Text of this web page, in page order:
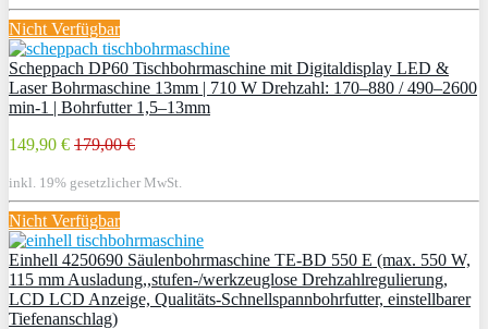
Nicht Verfügbar
Scheppach DP60 Tischbohrmaschine mit Digitaldisplay LED &
Laser Bohrmaschine 13mm | 710 W Drehzahl: 170–880 / 490–2600
min-1 | Bohrfutter 1,5–13mm
149,90 € 179,00 €
inkl. 19% gesetzlicher MwSt.
Nicht Verfügbar
Einhell 4250690 Säulenbohrmaschine TE-BD 550 E (max. 550 W,
115 mm Ausladung,,stufen-/werkzeuglose Drehzahlregulierung,
LCD LCD Anzeige, Qualitäts-Schnellspannbohrfutter, einstellbarer
Tiefenanschlag)